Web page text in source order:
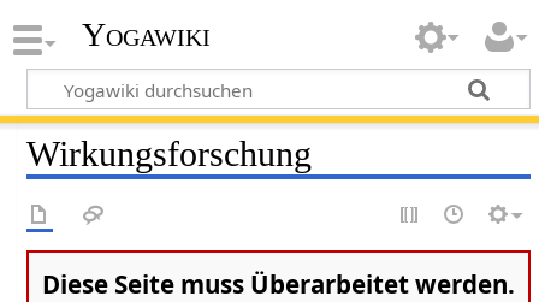
Yogawiki
Wirkungsforschung
Diese Seite muss Überarbeitet werden.